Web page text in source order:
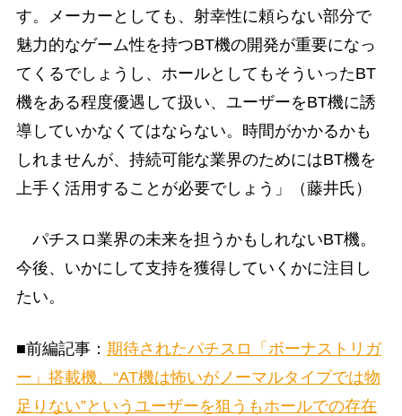
す。メーカーとしても、射幸性に頼らない部分で
魅力的なゲーム性を持つBT機の開発が重要になっ
てくるでしょうし、ホールとしてもそういったBT
機をある程度優遇して扱い、ユーザーをBT機に誘
導していかなくてはならない。時間がかかるかも
しれませんが、持続可能な業界のためにはBT機を
上手く活用することが必要でしょう」（藤井氏）
パチスロ業界の未来を担うかもしれないBT機。
今後、いかにして支持を獲得していくかに注目し
たい。
■前編記事： 期待されたパチスロ「ボーナストリガ
ー」搭載機、“AT機は怖いがノーマルタイプでは物
足りない”というユーザーを狙うもホールでの存在